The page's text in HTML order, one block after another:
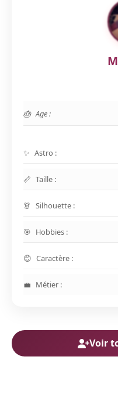
Age :
Astro :
Taille :
Silhouette :
Hobbies :
Caractère :
Métier :
Voir